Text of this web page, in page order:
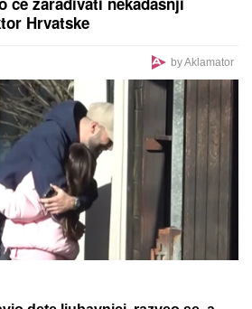
EVRA:Emina Jahović
verovala devojci, a ova je
Van Gal pobedio opaki oblik
poslao moćnu poruku
VELIKANA: Legendarni
Vladimir Vujasinović i
Savić 2008. na OI oprostile se